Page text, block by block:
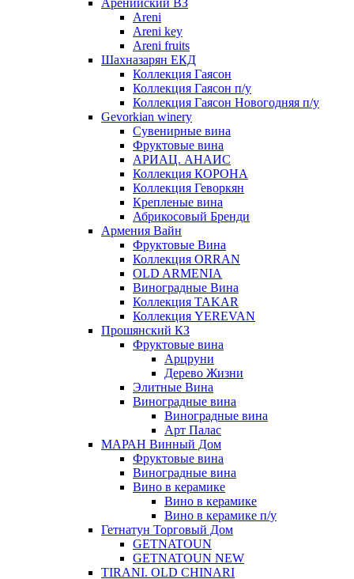
Аренийский ВЗ
Areni
Areni key
Areni fruits
Шахназарян ЕКД
Коллекция Гаясон
Коллекция Гаясон п/у
Коллекция Гаясон Новогодняя п/у
Gevorkian winery
Сувенирные вина
Фруктовые вина
АРИАЦ. АНАИС
Коллекция КОРОНА
Коллекция Геворкян
Крепленые вина
Абрикосовый Бренди
Армения Вайн
Фруктовые Вина
Коллекция ORRAN
OLD ARMENIA
Виноградные Вина
Коллекция TAKAR
Коллекция YEREVAN
Прошянский КЗ
Фруктовые вина
Арцруни
Дерево Жизни
Элитные Вина
Виноградные вина
Виноградные вина
Арт Палас
МАРАН Винный Дом
Фруктовые вина
Виноградные вина
Вино в керамике
Вино в керамике
Вино в керамике п/у
Гетнатун Торговый Дом
GETNATOUN
GETNATOUN NEW
TIRANI. OLD CHINARI